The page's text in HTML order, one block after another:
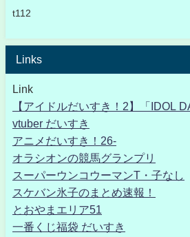
t112
Links
Link
【アイドルだいすき！2】「IDOL
vtuber だいすき
アニメだいすき！26-
オラシオンの競馬グランプリ
スーパーウンコウーマンT・子なし
スケバン氷子のまとめ速報！
とおやまエリア51
一番くじ福袋 だいすき